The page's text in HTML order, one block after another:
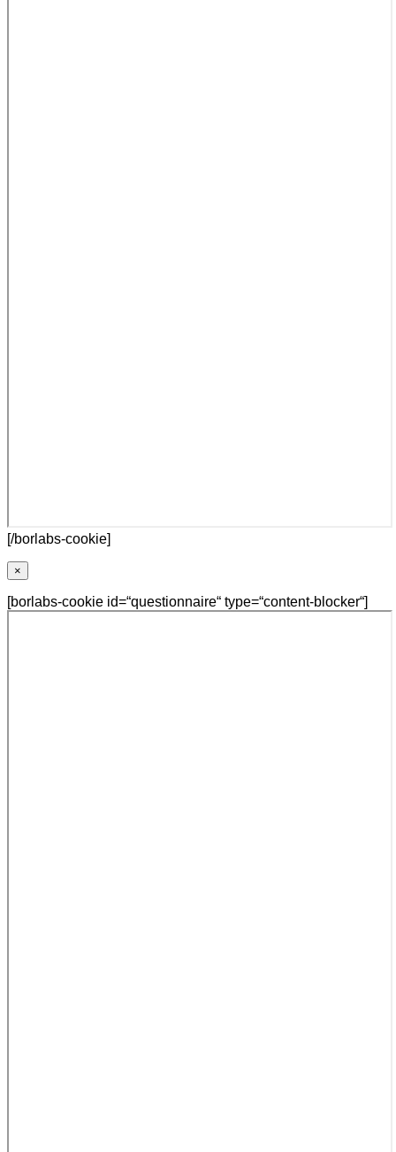
[/borlabs-cookie]
×
[borlabs-cookie id=“questionnaire“ type=“content-blocker“]